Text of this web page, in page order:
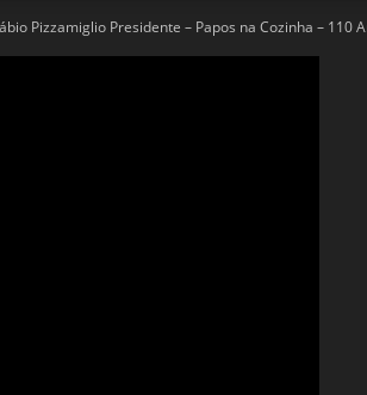
Pizzamiglio Presidente – Papos na Cozinha – 110